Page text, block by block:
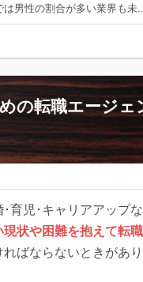
男性の割合が多い業界も未...
の転職エージェ
育児･キャリアアップな
現状や困難を抱えて転職
ればならないときがあり